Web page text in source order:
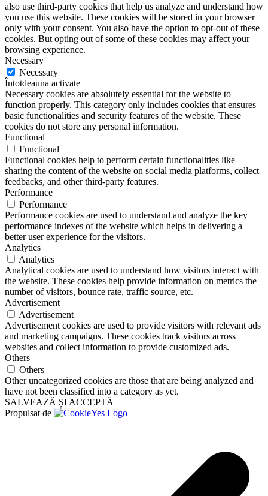
also use third-party cookies that help us analyze and understand how
you use this website. These cookies will be stored in your browser
only with your consent. You also have the option to opt-out of these
cookies. But opting out of some of these cookies may affect your
browsing experience.
Necessary
Necessary
Întotdeauna activate
Necessary cookies are absolutely essential for the website to
function properly. This category only includes cookies that ensures
basic functionalities and security features of the website. These
cookies do not store any personal information.
Functional
Functional
Functional cookies help to perform certain functionalities like
sharing the content of the website on social media platforms, collect
feedbacks, and other third-party features.
Performance
Performance
Performance cookies are used to understand and analyze the key
performance indexes of the website which helps in delivering a
better user experience for the visitors.
Analytics
Analytics
Analytical cookies are used to understand how visitors interact with
the website. These cookies help provide information on metrics the
number of visitors, bounce rate, traffic source, etc.
Advertisement
Advertisement
Advertisement cookies are used to provide visitors with relevant ads
and marketing campaigns. These cookies track visitors across
websites and collect information to provide customized ads.
Others
Others
Other uncategorized cookies are those that are being analyzed and
have not been classified into a category as yet.
SALVEAZĂ ȘI ACCEPTĂ
Propulsat de